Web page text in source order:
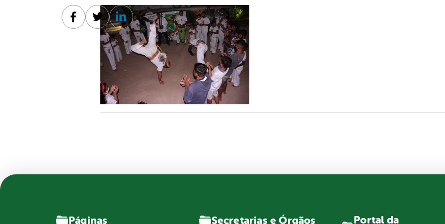
Facebook
TwitterLinkedin
Páginas Secretarias e Órgãos
Portal da